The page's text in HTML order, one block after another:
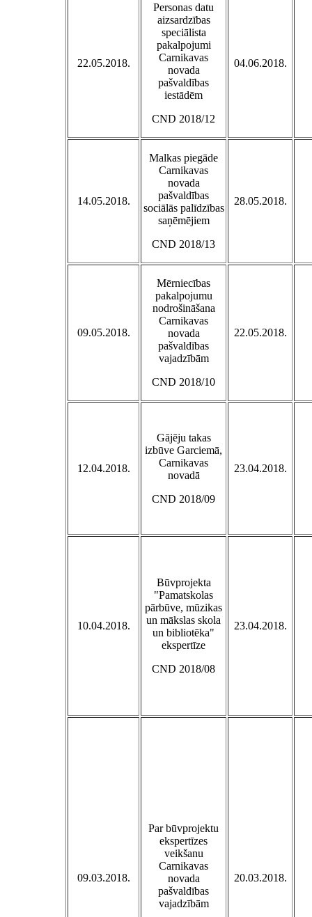
22.05.2018.
Personas datu
aizsardzības
speciālista
pakalpojumi
Carnikavas
novada
pašvaldības
iestādēm
CND 2018/12
04.06.2018.
14.05.2018.
Malkas piegāde
Carnikavas
novada
pašvaldības
sociālās palīdzības
saņēmējiem
CND 2018/13
28.05.2018.
09.05.2018.
Mērniecības
pakalpojumu
nodrošināšana
Carnikavas
novada
pašvaldības
vajadzībām
CND 2018/10
22.05.2018.
12.04.2018.
Gājēju takas
izbūve Garciemā,
Carnikavas
novadā
CND 2018/09
23.04.2018.
10.04.2018.
Būvprojekta
"Pamatskolas
pārbūve, mūzikas
un mākslas skola
un bibliotēka"
ekspertīze
CND 2018/08
23.04.2018.
09.03.2018.
Par būvprojektu
ekspertīzes
veikšanu
Carnikavas
novada
pašvaldības
vajadzībām
20.03.2018.